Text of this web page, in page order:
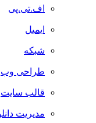
اف.تی.پی
ایمیل
شبکه
طراحی وب
قالب سایت
مدیریت دانلود